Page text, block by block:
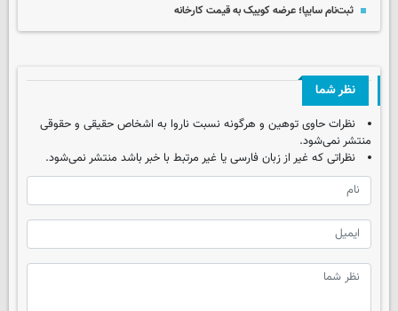
ثبت‌نام سایپا؛ عرضه کوییک به قیمت کارخانه
نظر شما
نظرات حاوی توهین و هرگونه نسبت ناروا به اشخاص حقیقی و حقوقی
منتشر نمی‌شود.
نظراتی که غیر از زبان فارسی یا غیر مرتبط با خبر باشد منتشر نمی‌شود.